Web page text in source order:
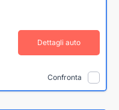
Dettagli auto
Confronta